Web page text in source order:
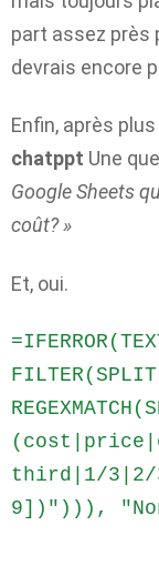
part assez près
devrais encore
Enfin, après
chatppt Une
Google Sheets
coût? »
Et, oui.
third|1/3|2/
9])"))),